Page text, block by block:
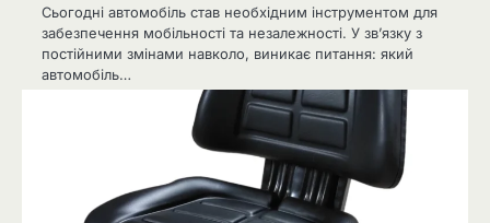
Сьогодні автомобіль став необхідним інструментом для
забезпечення мобільності та незалежності. У зв’язку з
постійними змінами навколо, виникає питання: який
автомобіль…